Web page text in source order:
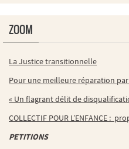
ZOOM
La Justice transitionnelle
Pour une meilleure réparation
« Un flagrant délit de
COLLECTIF POUR L’ENFANCE :
PETITIONS